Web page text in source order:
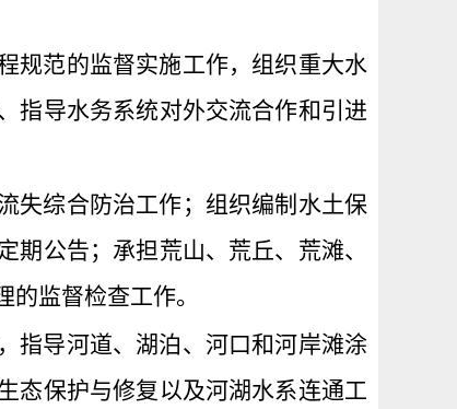
规范的监督实施工作，组织重大水
指导水务系统对外交流合作和引进
失综合防治工作；组织编制水土保
公告；承担荒山、荒丘、荒滩、
监督检查工作。
指导河道、湖泊、河口和河岸滩涂
态保护与修复以及河湖水系连通工